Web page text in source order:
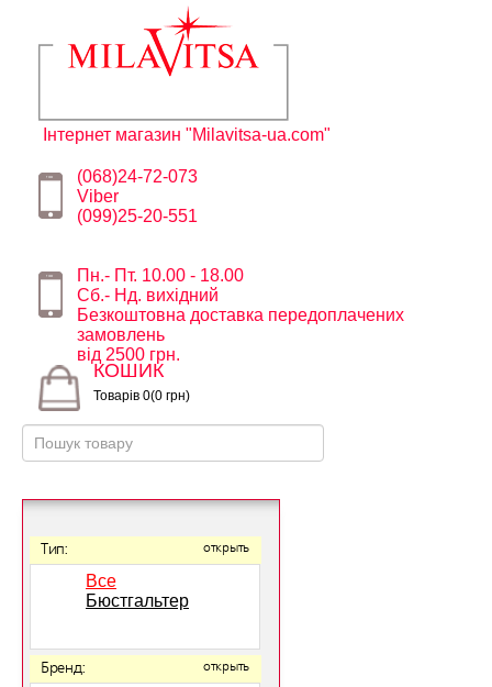
Інтернет магазин "Milavitsa-ua.com"
(068)24-72-073
Viber
(099)25-20-551
Пн.- Пт. 10.00 - 18.00
Сб.- Нд. вихідний
Безкоштовна доставка передоплачених
замовлень
від 2500 грн.
КОШИК
Товарів 0(0 грн)
Тип: открыть
Все
Бюстгальтер
Бренд: открыть